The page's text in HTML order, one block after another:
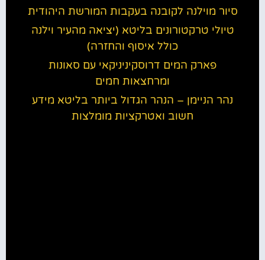
סיור מוילנה לקובנה בעקבות המורשת היהודית
טיולי טרקטורונים בליטא (יציאה מהעיר וילנה
כולל איסוף והחזרה)
פארק המים דרוסקיניניקאי עם סאונות
ומרחצאות חמים
נהר הניימן – הנהר הגדול ביותר בליטא מידע
חשוב ואטרקציות מומלצות